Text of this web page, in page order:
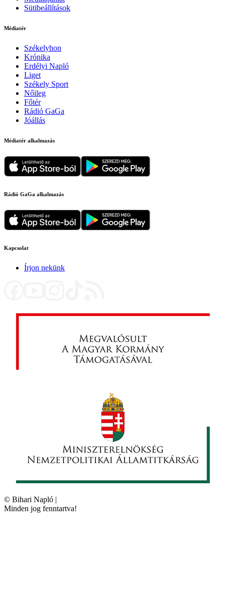
Sütibeállítások
Médiatér
Székelyhon
Krónika
Erdélyi Napló
Liget
Székely Sport
Nőileg
Főtér
Rádió GaGa
Jóállás
Médiatér alkalmazás
Rádió GaGa alkalmazás
Kapcsolat
Írjon nekünk
© Bihari Napló |
Minden jog fenntartva!